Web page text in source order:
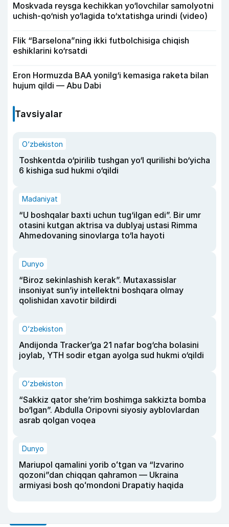
Moskvada reysga kechikkan yo‘lovchilar samolyotni
uchish-qo‘nish yo‘lagida to‘xtatishga urindi (video)
Flik “Barselona”ning ikki futbolchisiga chiqish
eshiklarini ko‘rsatdi
Eron Hormuzda BAA yonilg‘i kemasiga raketa bilan
hujum qildi — Abu Dabi
Tavsiyalar
O‘zbekiston
Toshkentda o‘pirilib tushgan yo‘l qurilishi bo‘yicha
6 kishiga sud hukmi o‘qildi
Madaniyat
“U boshqalar baxti uchun tug‘ilgan edi”. Bir umr
otasini kutgan aktrisa va dublyaj ustasi Rimma
Ahmedovaning sinovlarga to‘la hayoti
Dunyo
“Biroz sekinlashish kerak”. Mutaxassislar
insoniyat sun’iy intellektni boshqara olmay
qolishidan xavotir bildirdi
O‘zbekiston
Andijonda Tracker’ga 21 nafar bog‘cha bolasini
joylab, YTH sodir etgan ayolga sud hukmi o‘qildi
O‘zbekiston
“Sakkiz qator she’rim boshimga sakkizta bomba
bo‘lgan”. Abdulla Oripovni siyosiy ayblovlardan
asrab qolgan voqea
Dunyo
Mariupol qamalini yorib oʻtgan va “Izvarino
qozoni”dan chiqqan qahramon — Ukraina
armiyasi bosh qoʻmondoni Drapatiy haqida